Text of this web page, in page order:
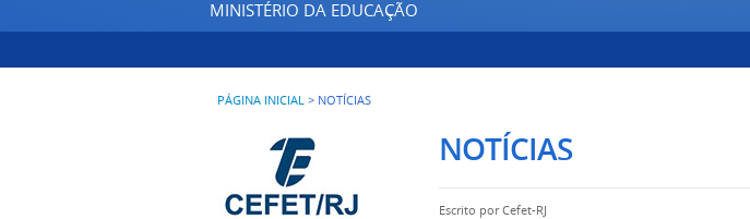
MINISTÉRIO DA EDUCAÇÃO
PÁGINA INICIAL > NOTÍCIAS
NOTÍCIAS
Escrito porCefet-RJ